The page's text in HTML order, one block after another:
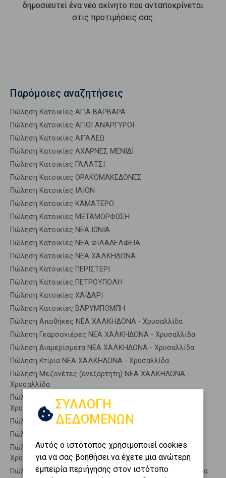
δημοσιευτεί ένα νέο ακίνητο που ανταποκρίνεται
στις προτιμήσεις σας.
Παρόμοιες αναζητήσεις
Πώληση Κατοικίες ΑΓΙΑ ΒΑΡΒΑΡΑ
Πώληση Κατοικίες ΑΓΙΟΙ ΑΝΑΡΓΥΡΟΙ
Πώληση Κατοικίες ΑΙΓΑΛΕΩ
Πώληση Κατοικίες ΑΧΑΡΝΕΣ ΜΕΝΙΔΙ
Πώληση Κατοικίες ΓΑΛΑΤΣΙ
Πώληση Κατοικίες ΘΡΑΚΟΜΑΚΕΔΟΝΕΣ
Πώληση Κατοικίες ΙΛΙΟΝ
Πώληση Κατοικίες ΚΑΜΑΤΕΡΟ
Πώληση Κατοικίες ΜΕΤΑΜΟΡΦΩΣΗ
Πώληση Κατοικίες ΝΕΑ ΙΩΝΙΑ
Πώληση Κατοικίες ΝΕΑ ΦΙΛΑΔΕΛΦΕΙΑ
Πώληση Κατοικίες ΝΕΑ ΧΑΛΚΗΔΟΝΑ
Πώληση Κατοικίες ΠΕΡΙΣΤΕΡΙ
Πώληση Κατοικίες ΠΕΤΡΟΥΠΟΛΗ
Πώληση Κατοικίες ΧΑΪΔΑΡΙ
Πώληση Κατοικίες ΒΑΡΥΜΠΟΜΠΗ
Πώληση Αποθήκες ΝΕΑ ΧΑΛΚΗΔΟΝΑ - Χρυσαλλίδα
Πώληση Γκαρσονιέρες ΝΕΑ ΧΑΛΚΗΔΟΝΑ - Χρυσαλλίδα
Πώληση Διαμερίσματα ΝΕΑ ΧΑΛΚΗΔΟΝΑ - Χρυσαλλίδα
Πώληση Κτίρια ΝΕΑ ΧΑΛΚΗΔΟΝΑ - Χρυσαλλίδα
Πώληση Μεζονέτες (ανεξάρτητη) ΝΕΑ ΧΑΛΚΗΔΟΝΑ -
Χρυσαλλίδα
Πώληση Μεζονέτες (εφαπτόμενη) ΝΕΑ ΧΑΛΚΗΔΟΝΑ -
Χρυσαλλίδα
Πώληση Μονοκατοικίες ΝΕΑ ΧΑΛΚΗΔΟΝΑ - Χρυσαλλίδα
Πώληση Οικίες ΝΕΑ ΧΑΛΚΗΔΟΝΑ - Χρυσαλλίδα
Πώληση Οροφοδιαμερίσματα ΝΕΑ ΧΑΛΚΗΔΟΝΑ -
Χρυσαλλίδα
Πώληση Οροφομεζονέτες ΝΕΑ ΧΑΛΚΗΔΟΝΑ - Χρυσαλλίδα
ΣΥΛΛΟΓΗ
ΔΕΔΟΜΕΝΩΝ
Αυτός ο ιστότοπος χρησιμοποιεί cookies
για να σας βοηθήσει να έχετε μια ανώτερη
εμπειρία περιήγησης στον ιστότοπο